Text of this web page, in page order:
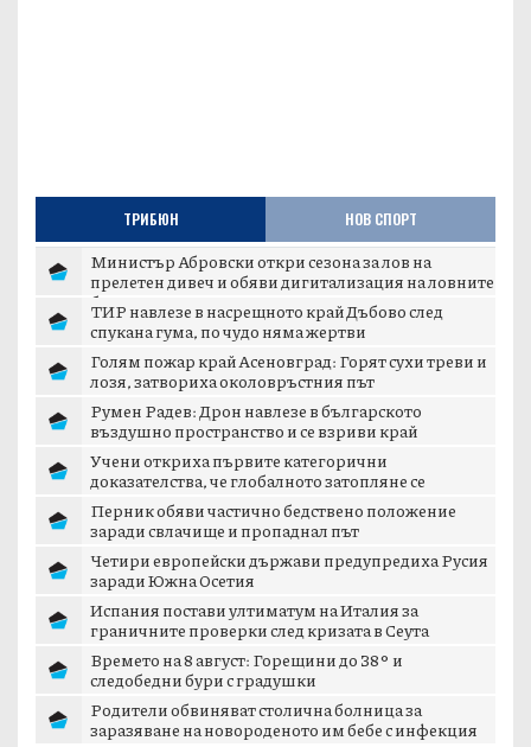
ТРИБЮН НОВ СПОРТ
Министър Абровски откри сезона за лов на
прелетен дивеч и обяви дигитализация на ловните
б...
ТИР навлезе в насрещното край Дъбово след
спукана гума, по чудо няма жертви
Голям пожар край Асеновград: Горят сухи треви и
лозя, затвориха околовръстния път
Румен Радев: Дрон навлезе в българското
въздушно пространство и се взриви край
Учени откриха първите категорични
доказателства, че глобалното затопляне се
Перник обяви частично бедствено положение
заради свлачище и пропаднал път
Четири европейски държави предупредиха Русия
заради Южна Осетия
Испания постави ултиматум на Италия за
граничните проверки след кризата в Сеута
Времето на 8 август: Горещини до 38° и
следобедни бури с градушки
Родители обвиняват столична болница за
заразяване на новороденото им бебе с инфекция